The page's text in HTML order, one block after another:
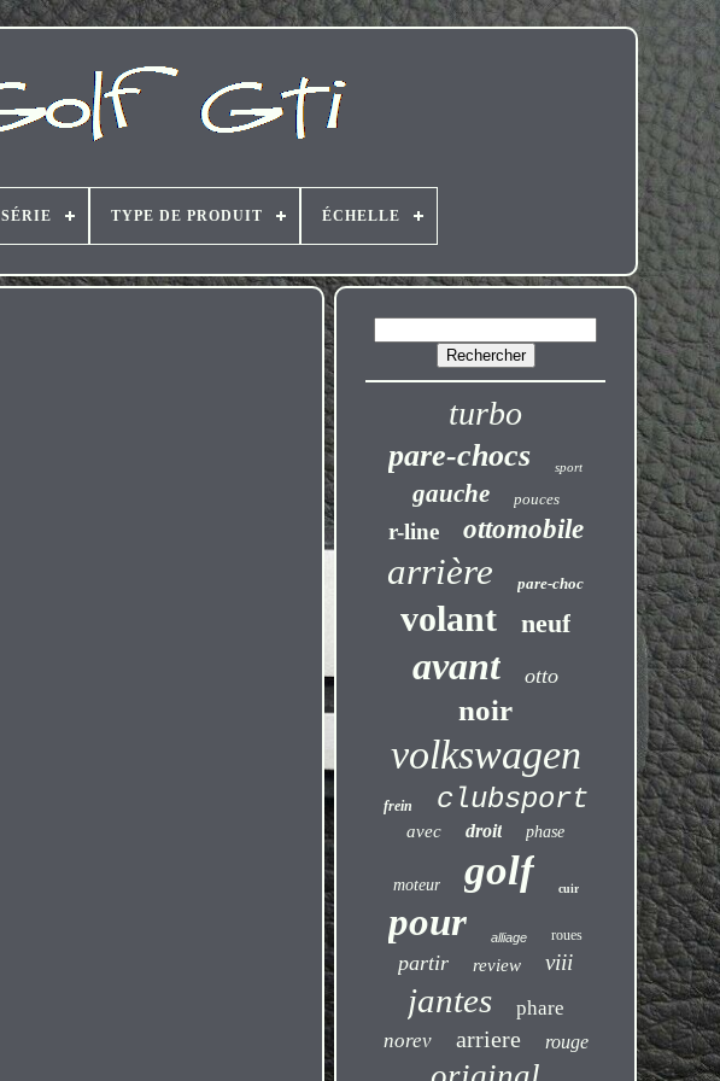
SÉRIE TYPE DE PRODUIT ÉCHELLE
turbo
pare-chocs sport
gauche pouces
r-line ottomobile
arrière pare-choc
volant neuf
avant otto
noir
volkswagen
frein clubsport
avec droit phase
moteur golf cuir
pour alliage roues
partir review viii
jantes
phare
norev
arriere rouge